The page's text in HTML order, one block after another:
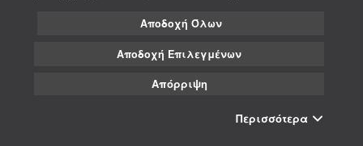
Αποδοχή Όλων
Αποδοχή Επιλεγμένων
Απόρριψη
Περισσότερα